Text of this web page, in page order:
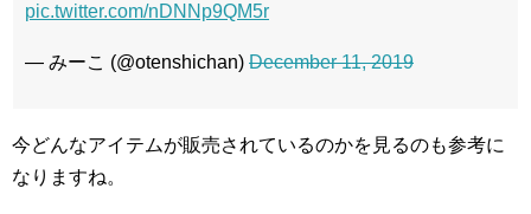
pic.twitter.com/nDNNp9QM5r
— みーこ (@otenshichan) December 11, 2019
今どんなアイテムが販売されているのかを見るのも参考に
なりますね。